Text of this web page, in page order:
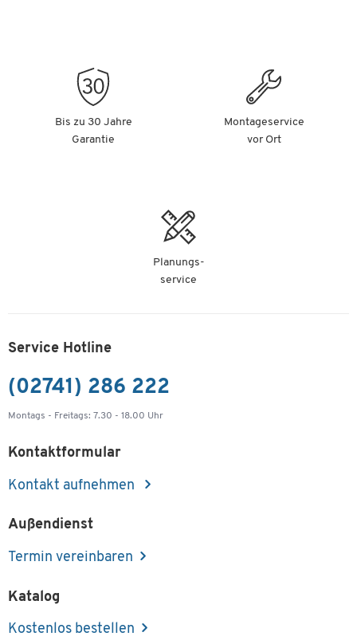
Bis zu 30 Jahre
Garantie
Montageservice
vor Ort
Planungs-
service
Service Hotline
(02741) 286 222
Montags - Freitags: 7.30 - 18.00 Uhr
Kontaktformular
Kontakt aufnehmen
Außendienst
Termin vereinbaren
Katalog
Kostenlos bestellen